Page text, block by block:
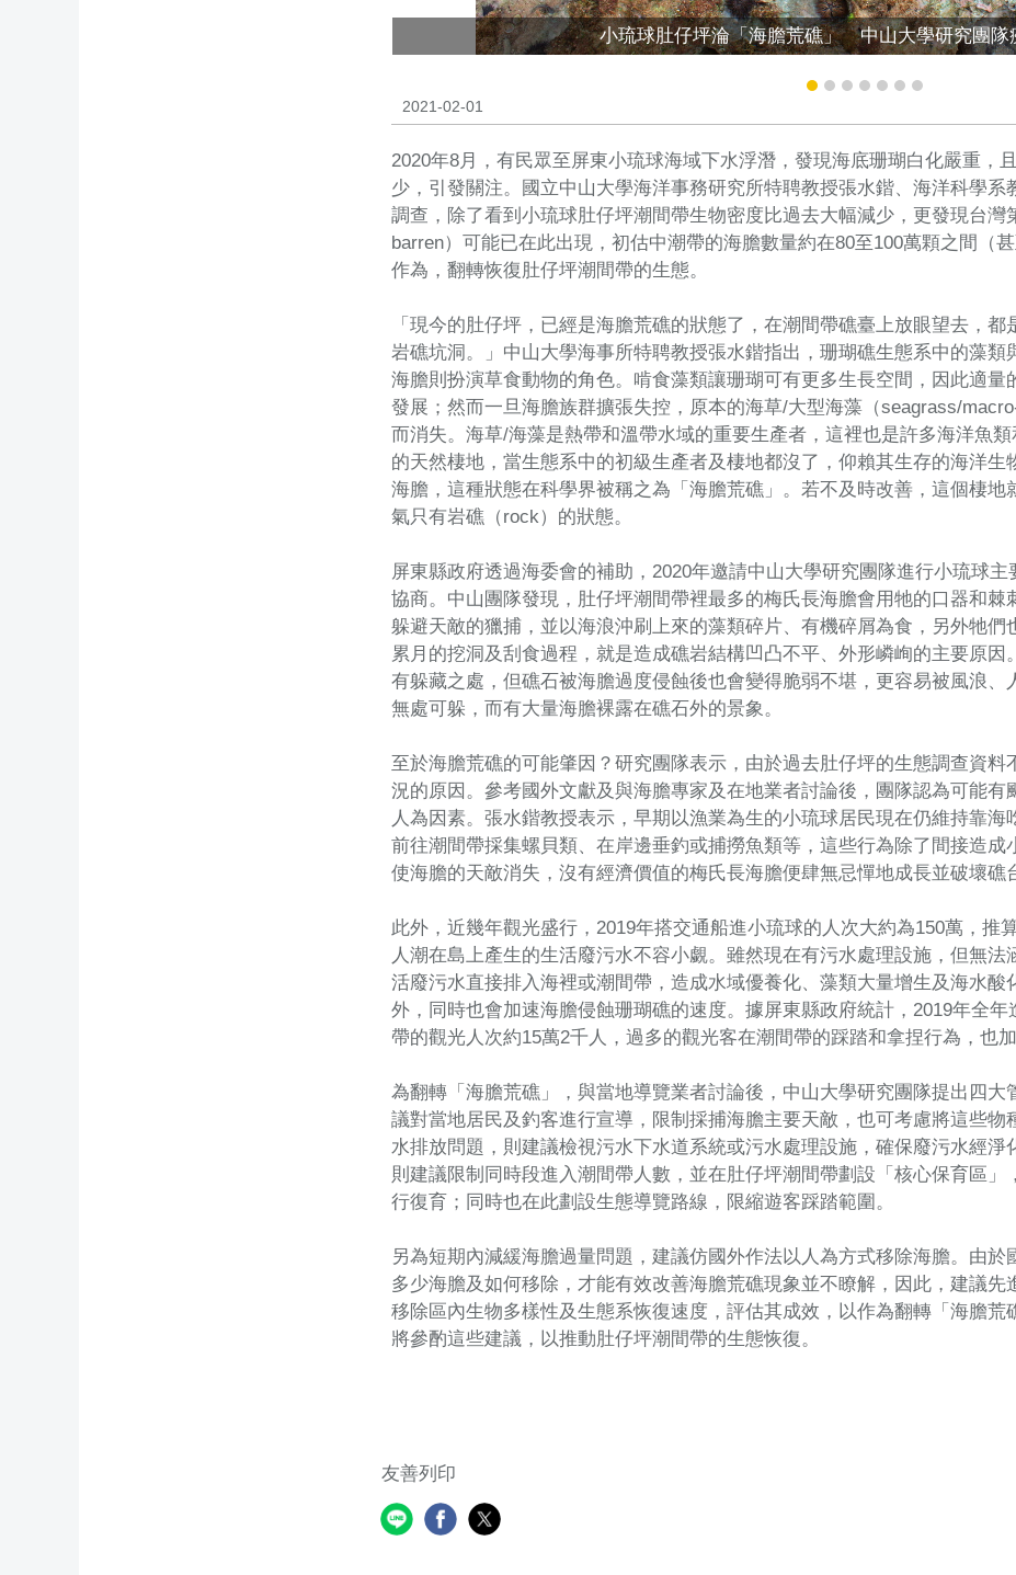
小琉球肚仔坪淪「海膽荒礁」 中山大學研究團隊
2021-02-01
2020年8月，有民眾至屏東小琉球海域下水浮潛，發現海底珊瑚白化嚴重，
少，引發關注。國立中山大學海洋事務研究所特聘教授張水鍇、海洋科學
調查，除了看到小琉球肚仔坪潮間帶生物密度比過去大幅減少，更發現台灣
barren）可能已在此出現，初估中潮帶的海膽數量約在80至100萬顆之間（
作為，翻轉恢復肚仔坪潮間帶的生態。
「現今的肚仔坪，已經是海膽荒礁的狀態了，在潮間帶礁臺上放眼望去，
岩礁坑洞。」中山大學海事所特聘教授張水鍇指出，珊瑚礁生態系中的藻
海膽則扮演草食動物的角色。啃食藻類讓珊瑚可有更多生長空間，因此適
發展；然而一旦海膽族群擴張失控，原本的海草/大型海藻（seagrass/
而消失。海草/海藻是熱帶和溫帶水域的重要生產者，這裡也是許多海洋魚
的天然棲地，當生態系中的初級生產者及棲地都沒了，仰賴其生存的海洋生
海膽，這種狀態在科學界被稱之為「海膽荒礁」。若不及時改善，這個棲地
氣只有岩礁（rock）的狀態。
屏東縣政府透過海委會的補助，2020年邀請中山大學研究團隊進行小琉球
協商。中山團隊發現，肚仔坪潮間帶裡最多的梅氏長海膽會用牠的口器和棘
躲避天敵的獵捕，並以海浪沖刷上來的藻類碎片、有機碎屑為食，另外牠
累月的挖洞及刮食過程，就是造成礁岩結構凹凸不平、外形嶙峋的主要原
有躲藏之處，但礁石被海膽過度侵蝕後也會變得脆弱不堪，更容易被風浪
無處可躲，而有大量海膽裸露在礁石外的景象。
至於海膽荒礁的可能肇因？研究團隊表示，由於過去肚仔坪的生態調查資料
況的原因。參考國外文獻及與海膽專家及在地業者討論後，團隊認為可能
人為因素。張水鍇教授表示，早期以漁業為生的小琉球居民現在仍維持靠
前往潮間帶採集螺貝類、在岸邊垂釣或捕撈魚類等，這些行為除了間接造
使海膽的天敵消失，沒有經濟價值的梅氏長海膽便肆無忌憚地成長並破壞礁
此外，近幾年觀光盛行，2019年搭交通船進小琉球的人次大約為150萬，推
人潮在島上產生的生活廢污水不容小覷。雖然現在有污水處理設施，但無
活廢污水直接排入海裡或潮間帶，造成水域優養化、藻類大量增生及海水
外，同時也會加速海膽侵蝕珊瑚礁的速度。據屏東縣政府統計，2019年全
帶的觀光人次約15萬2千人，過多的觀光客在潮間帶的踩踏和拿捏行為，也
為翻轉「海膽荒礁」，與當地導覽業者討論後，中山大學研究團隊提出四
議對當地居民及釣客進行宣導，限制採捕海膽主要天敵，也可考慮將這些
水排放問題，則建議檢視污水下水道系統或污水處理設施，確保廢污水經淨
則建議限制同時段進入潮間帶人數，並在肚仔坪潮間帶劃設「核心保育區
行復育；同時也在此劃設生態導覽路線，限縮遊客踩踏範圍。
另為短期內減緩海膽過量問題，建議仿國外作法以人為方式移除海膽。由
多少海膽及如何移除，才能有效改善海膽荒礁現象並不瞭解，因此，建議先
移除區內生物多樣性及生態系恢復速度，評估其成效，以作為翻轉「海膽
將參酌這些建議，以推動肚仔坪潮間帶的生態恢復。
友善列印